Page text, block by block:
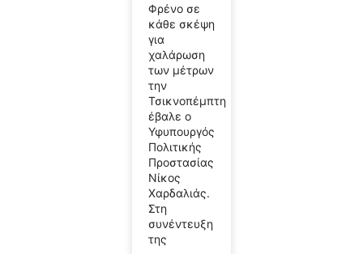
Φρένο σε
κάθε σκέψη
για
χαλάρωση
των μέτρων
την
Τσικνοπέμπτη
έβαλε ο
Υφυπουργός
Πολιτικής
Προστασίας
Νίκος
Χαρδαλιάς.
Στη
συνέντευξη
της